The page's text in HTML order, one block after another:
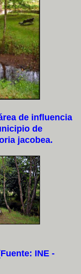
de influencia
de
jacobea.
INE -